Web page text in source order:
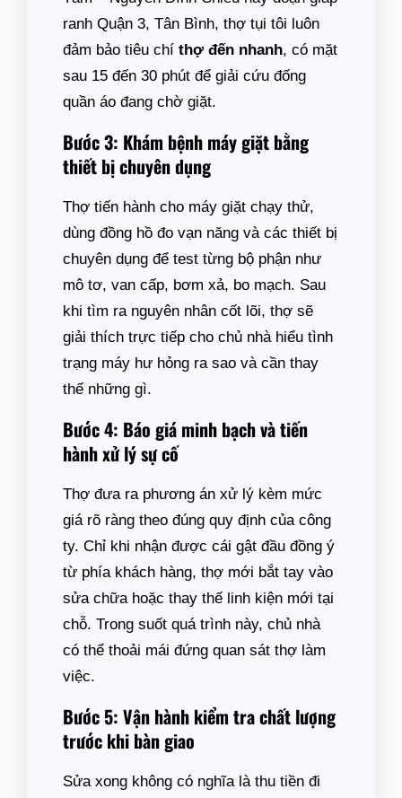
ranh Quận 3, Tân Bình, thợ tụi tôi luôn
đảm bảo tiêu chí thợ đến nhanh, có mặt
sau 15 đến 30 phút để giải cứu đống
quần áo đang chờ giặt.
Bước 3: Khám bệnh máy giặt bằng
thiết bị chuyên dụng
Thợ tiến hành cho máy giặt chạy thử,
dùng đồng hồ đo vạn năng và các thiết bị
chuyên dụng để test từng bộ phận như
mô tơ, van cấp, bơm xả, bo mạch. Sau
khi tìm ra nguyên nhân cốt lõi, thợ sẽ
giải thích trực tiếp cho chủ nhà hiểu tình
trạng máy hư hỏng ra sao và cần thay
thế những gì.
Bước 4: Báo giá minh bạch và tiến
hành xử lý sự cố
Thợ đưa ra phương án xử lý kèm mức
giá rõ ràng theo đúng quy định của công
ty. Chỉ khi nhận được cái gật đầu đồng ý
từ phía khách hàng, thợ mới bắt tay vào
sửa chữa hoặc thay thế linh kiện mới tại
chỗ. Trong suốt quá trình này, chủ nhà
có thể thoải mái đứng quan sát thợ làm
việc.
Bước 5: Vận hành kiểm tra chất lượng
trước khi bàn giao
Sửa xong không có nghĩa là thu tiền đi